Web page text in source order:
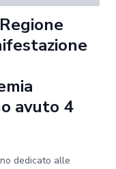
avuto 4
dedicato alle